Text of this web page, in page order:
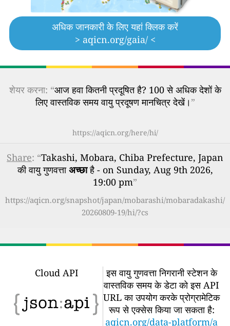
अधिक जानकारी के लिए यहां क्लिक करें
> aqicn.org/gaia/ <
शेयर करना: “आज हवा कितनी प्रदूषित है? 100 से अधिक देशों के
लिए वास्तविक समय वायु प्रदूषण मानचित्र देखें।”
https://aqicn.org/here/hi/
Share: “Takashi, Mobara, Chiba Prefecture, Japan
की वायु गुणवत्ताअच्छाहै - on Sunday, Aug 9th 2026,
19:00 pm”
https://aqicn.org/snapshot/japan/mobarashi/mobaradakashi/
20260809-19/hi/?cs
Cloud API
इस वायु गुणवत्ता निगरानी स्टेशन के
वास्तविक समय के डेटा को इस API
URL का उपयोग करके प्रोग्रामेटिक
रूप से एक्सेस किया जा सकता है:
aqicn.org/data-platform/a